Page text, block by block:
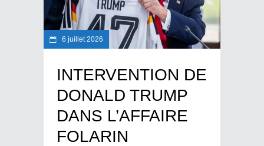
6 juillet 2026
INTERVENTION DE
DONALD TRUMP
DANS L’AFFAIRE
FOLARIN